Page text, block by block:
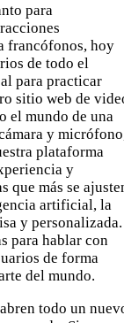
para
francófonos, hoy
de todo el
para practicar
sitio web de
el mundo de una
y
plataforma
y
que más se
artificial, la
y personalizada.
para hablar con
de forma
del mundo.
todo un